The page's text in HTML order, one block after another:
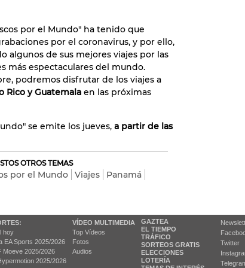
por el Mundo" ha tenido que
por el coronavirus, y por ello,
algunos de sus mejores viajes por las
más espectaculares del mundo.
podremos disfrutar de los viajes a
Rico y Guatemala en las próximas
se emite los jueves, a partir de las
OTROS TEMAS
por el Mundo Viajes
Panamá
hoy
EA Sports 2025/2026
Moeve 2025/2026
2025/2026
VÍDEO MULTIMEDIA
Top Vídeos
Fotos
Audios
GAZTEA
EL TIEMPO
TRÁFICO
SORTEOS GRATIS
ELECCIONES
LOTERÍA
Twitter